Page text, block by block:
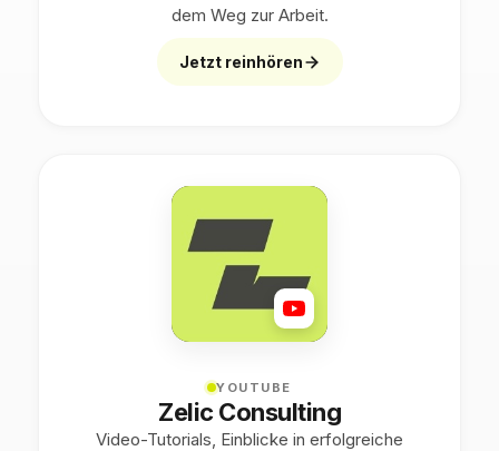
dem Weg zur Arbeit.
Jetzt reinhören
YOUTUBE
Zelic Consulting
Video-Tutorials, Einblicke in erfolgreiche